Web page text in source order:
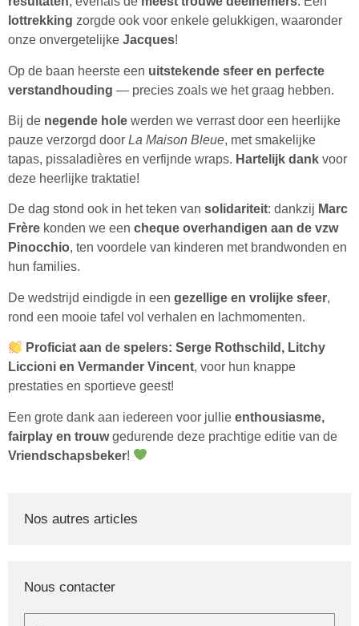
Nos autres articles
Nous contacter
lottrekking zorgde ook voor enkele gelukkigen, waaronder
onze onvergetelijke Jacques!
Op de baan heerste een uitstekende sfeer en perfecte
verstandhouding — precies zoals we het graag hebben.
Bij de negende hole werden we verrast door een heerlijke
pauze verzorgd door La Maison Bleue, met smakelijke
tapas, pissaladières en verfijnde wraps. Hartelijk dank voor
deze heerlijke traktatie!
De dag stond ook in het teken van solidariteit: dankzij Marc
Frère konden we een cheque overhandigen aan de vzw
Pinocchio, ten voordele van kinderen met brandwonden en
hun families.
De wedstrijd eindigde in een gezellige en vrolijke sfeer,
rond een mooie tafel vol verhalen en lachmomenten.
Proficiat aan de spelers: Serge Rothschild, Litchy
Liccioni en Vermander Vincent, voor hun knappe
prestaties en sportieve geest!
Een grote dank aan iedereen voor jullie enthousiasme,
fairplay en trouwgedurende deze prachtige editie van de
Vriendschapsbeker!